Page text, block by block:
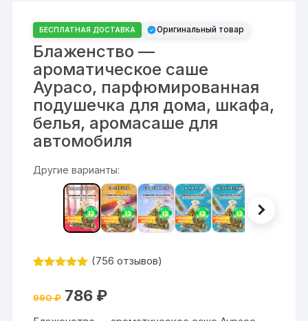
БЕСПЛАТНАЯ ДОСТАВКА Оригинальный товар
Блаженство —
ароматическое саше
Аурасо, парфюмированная
подушечка для дома, шкафа,
белья, аромасаше для
автомобиля
Другие варианты:
на основе
пользовател
(756 отзывов)
990₽ Первоначальная
цена
786 ₽Текущая